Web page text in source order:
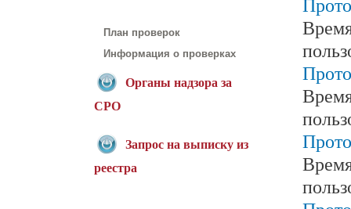
План проверок
Информация о проверках
Органы надзора за
СРО
Запрос на выписку из
реестра